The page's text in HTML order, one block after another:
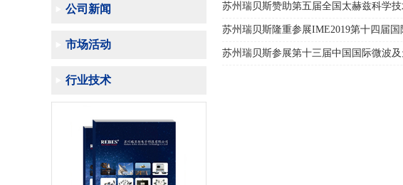
公司新闻
市场活动
行业技术
苏州瑞贝斯赞助第五届全国太赫兹科学
苏州瑞贝斯隆重参展IME2019第十四届
苏州瑞贝斯参展第十三届中国国际微波及